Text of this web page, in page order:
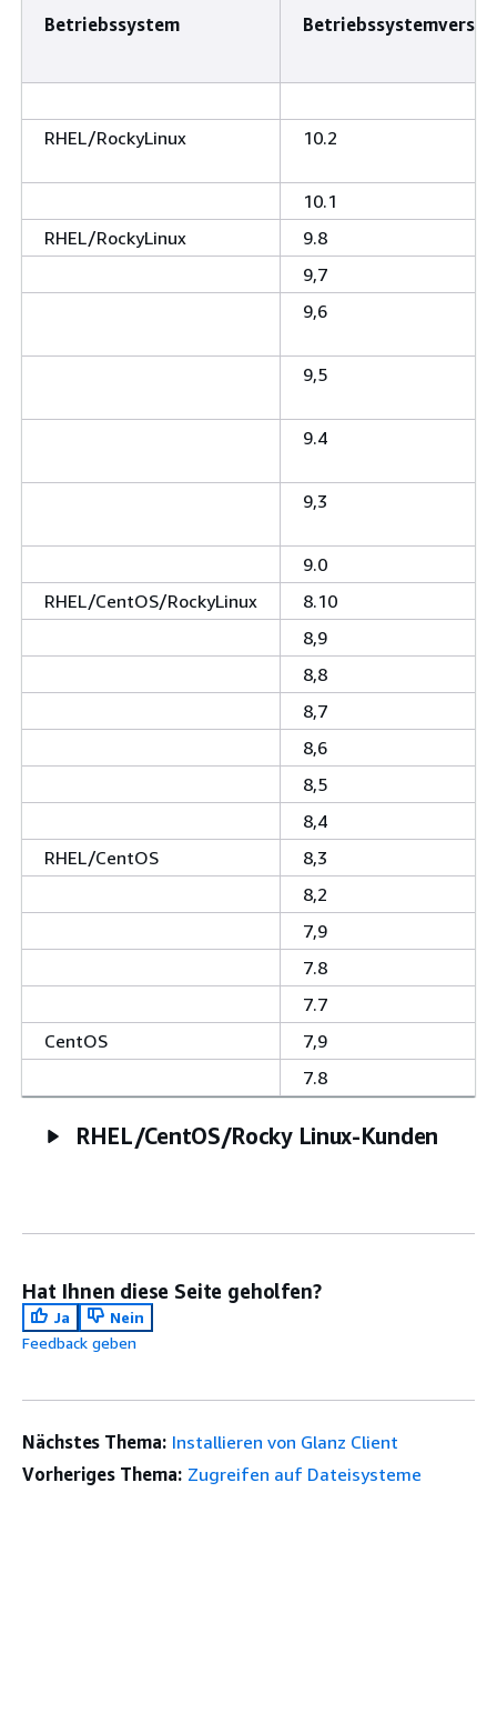
Betriebssystem
RHEL/RockyLinux 10.2
10.1
RHEL/RockyLinux
9.8
9,7
9,6
9,5
9.4
9,3
9.0
RHEL/CentOS/RockyLinux
8.10
8,9
8,8
8,7
8,6
8,5
8,4
RHEL/CentOS
8,3
8,2
7,9
7.8
7.7
CentOS
7,9
7.8
RHEL/CentOS/Rocky Linux-Kunden
Hat Ihnen diese Seite geholfen?
Ja
Nein
Feedback geben
Nächstes Thema: Installieren von Glanz Client
Vorheriges Thema: Zugreifen auf Dateisysteme